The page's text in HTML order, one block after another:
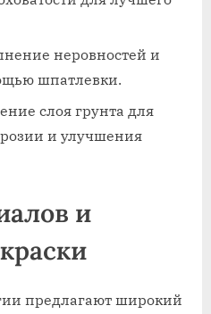
неровностей и
шпатлевки.
слоя грунта для
и улучшения
и
предлагают широкий